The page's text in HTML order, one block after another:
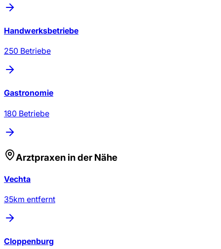
Handwerksbetriebe
250 Betriebe
Gastronomie
180 Betriebe
Arztpraxen in der Nähe
Vechta
35km entfernt
Cloppenburg